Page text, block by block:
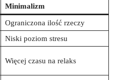
Minimalizm
Ograniczona ilość ⁣rzeczy
Niski⁣ poziom⁤ stresu
Więcej czasu ‌na​ relaks